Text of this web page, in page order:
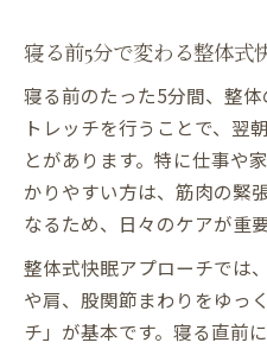
寝る前5分で変わる整体式
寝る前のたった5分間、整
トレッチを行うことで、翌
とがあります。特に仕事や
かりやすい方は、筋肉の緊
なるため、日々のケアが重要
整体式快眠アプローチでは
や肩、股関節まわりをゆっ
チ」が基本です。寝る直前